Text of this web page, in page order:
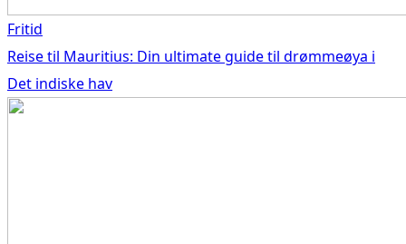
Fritid
Reise til Mauritius: Din ultimate guide til drømmeøya i
Det indiske hav